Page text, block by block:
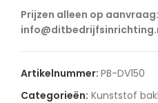
Prijzen alleen op aanvraag:
Artikelnummer: PB-DV150
Categorieën: Kunststof